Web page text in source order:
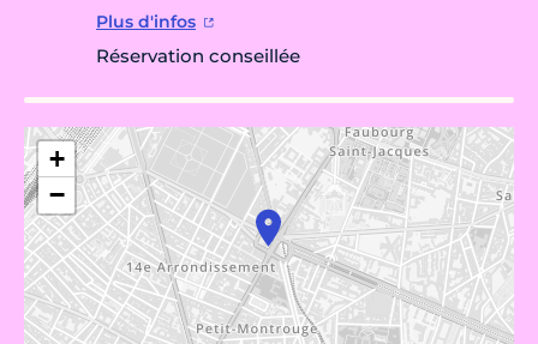
Plus d'infos
Réservation conseillée
+
−